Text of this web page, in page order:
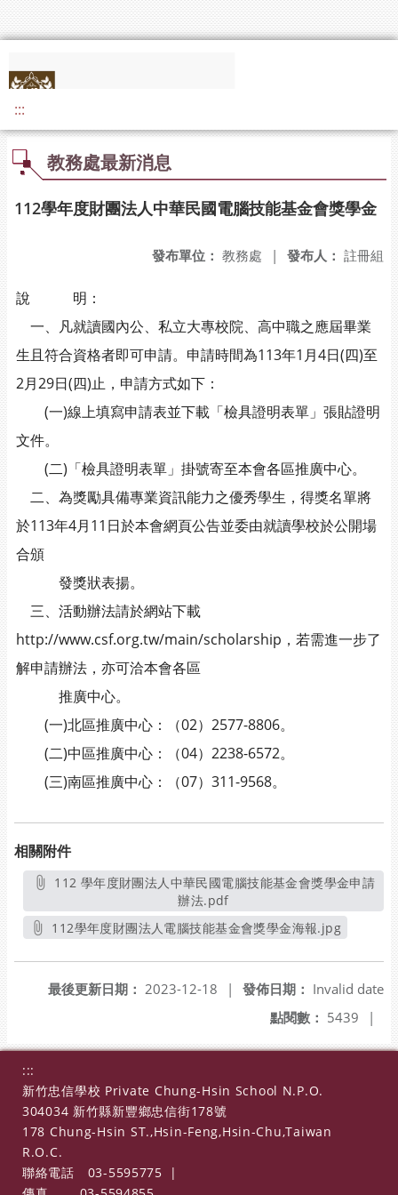
:::
教務處最新消息
112學年度財團法人中華民國電腦技能基金會獎學金
發布人： 註冊組
發布單位： 教務處 |
說 明：
一、凡就讀國內公、私立大專校院、高中職之應屆畢業
生且符合資格者即可申請。申請時間為113年1月4日(四)至
2月29日(四)止，申請方式如下：
(一)線上填寫申請表並下載「檢具證明表單」張貼證明
文件。
(二)「檢具證明表單」掛號寄至本會各區推廣中心。
二、為獎勵具備專業資訊能力之優秀學生，得獎名單將
於113年4月11日於本會網頁公告並委由就讀學校於公開場
合頒
發獎狀表揚。
三、活動辦法請於網站下載
http://www.csf.org.tw/main/scholarship，若需進一步了
解申請辦法，亦可洽本會各區
推廣中心。
(一)北區推廣中心：（02）2577-8806。
(二)中區推廣中心：（04）2238-6572。
(三)南區推廣中心：（07）311-9568。
相關附件
辦法.pdf另開新視窗
112學年度財團法人電腦技能基金會獎學金海報.jpg
發佈日期： Invalid date
最後更新日期： 2023-12-18
|
點閱數： 5439 |
:::
新竹忠信學校 Private Chung-Hsin School N.P.O.
304034 新竹縣新豐鄉忠信街178號
178 Chung-Hsin ST.,Hsin-Feng,Hsin-Chu,Taiwan
R.O.C.
聯絡電話
03-5595775
|